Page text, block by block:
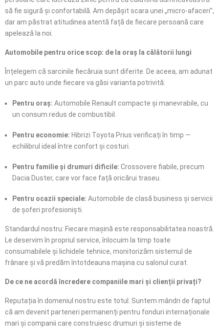
să fie sigură și confortabilă. Am depășit scara unei „micro-afaceri”,
dar am păstrat atitudinea atentă față de fiecare persoană care
apelează la noi.
Automobile pentru orice scop: de la oraș la călătorii lungi
Înțelegem că sarcinile fiecăruia sunt diferite. De aceea, am adunat
un parc auto unde fiecare va găsi varianta potrivită:
Pentru oraș: Automobile Renault compacte și manevrabile, cu
un consum redus de combustibil.
Pentru economie: Hibrizi Toyota Prius verificați în timp —
echilibrul ideal între confort și costuri.
Pentru familie și drumuri dificile: Crossovere fiabile, precum
Dacia Duster, care vor face față oricărui traseu.
Pentru ocazii speciale: Automobile de clasă business și servicii
de șoferi profesioniști.
Standardul nostru: Fiecare mașină este responsabilitatea noastră.
Le deservim în propriul service, înlocuim la timp toate
consumabilele și lichidele tehnice, monitorizăm sistemul de
frânare și vă predăm întotdeauna mașina cu salonul curat.
De ce ne acordă încredere companiile mari și clienții privați?
Reputația în domeniul nostru este totul. Suntem mândri de faptul
că am devenit parteneri permanenți pentru fonduri internaționale
mari și companii care construiesc drumuri și sisteme de